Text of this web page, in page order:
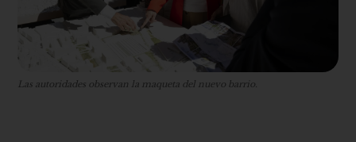
Las autoridades observan la maqueta del nuevo barrio.